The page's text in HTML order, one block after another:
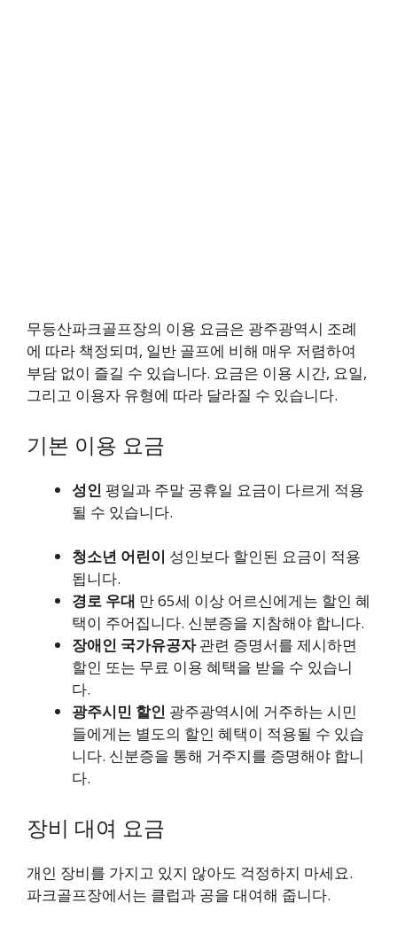
무등산파크골프장의 이용 요금은 광주광역시 조례
에 따라 책정되며, 일반 골프에 비해 매우 저렴하여
부담 없이 즐길 수 있습니다. 요금은 이용 시간, 요일,
그리고 이용자 유형에 따라 달라질 수 있습니다.
기본 이용 요금
성인 평일과 주말 공휴일 요금이 다르게 적용
될 수 있습니다.
청소년 어린이 성인보다 할인된 요금이 적용
됩니다.
경로 우대 만 65세 이상 어르신에게는 할인 혜
택이 주어집니다. 신분증을 지참해야 합니다.
장애인 국가유공자관련 증명서를 제시하면
할인 또는 무료 이용 혜택을 받을 수 있습니
다.
광주시민 할인 광주광역시에 거주하는 시민
들에게는 별도의 할인 혜택이 적용될 수 있습
니다. 신분증을 통해 거주지를 증명해야 합니
다.
장비 대여 요금
개인 장비를 가지고 있지 않아도 걱정하지 마세요.
파크골프장에서는 클럽과 공을 대여해 줍니다.